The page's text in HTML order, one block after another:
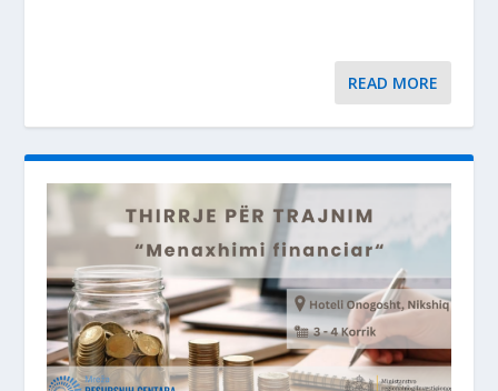
READ MORE